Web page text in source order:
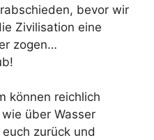
bevor wir
Zivilisation eine
zogen…
können reichlich
über Wasser
zurück und